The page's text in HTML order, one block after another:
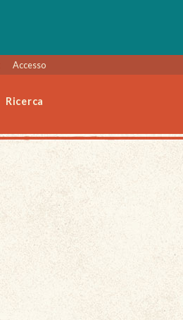
Accesso
Ricerca